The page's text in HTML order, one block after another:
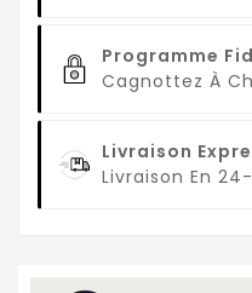
Programme
Cagnottez À
Livraison
Livraison En